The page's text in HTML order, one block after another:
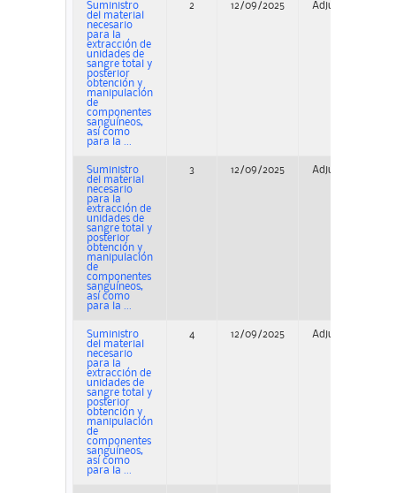
Suministro
del material
necesario
para la
extracción de
unidades de
sangre total y
posterior
obtención y
manipulación
de
componentes
sanguíneos,
así como
para la ...
2 12/09/2025 Adjudicación
Suministro
del material
necesario
para la
extracción de
unidades de
sangre total y
posterior
obtención y
manipulación
de
componentes
sanguíneos,
así como
para la ...
3 12/09/2025 Adjudicación
Suministro
del material
necesario
para la
extracción de
unidades de
sangre total y
posterior
obtención y
manipulación
de
componentes
sanguíneos,
así como
para la ...
4 12/09/2025 Adjudicación